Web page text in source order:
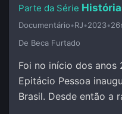
Documentário•RJ•2023•
De Beca Furtado
Foi no início dos anos
Epitácio Pessoa
Brasil. Desde então a